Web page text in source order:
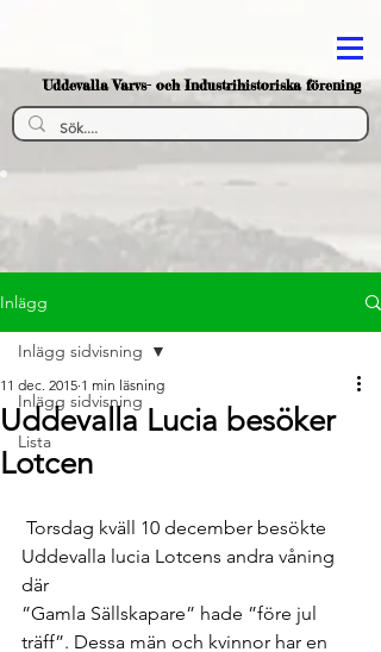
Uddevalla Varvs- och Industrihistoriska förening
Inlägg
Inlägg sidvisning
Lista
Inlägg sidvisning
Uddevalla Lucia besöker
Lotcen
11 dec. 2015 1 min läsning
Uddevalla lucia Lotcens andra våning
där
”Gamla Sällskapare” hade ”före jul
träff”. Dessa män och kvinnor har en